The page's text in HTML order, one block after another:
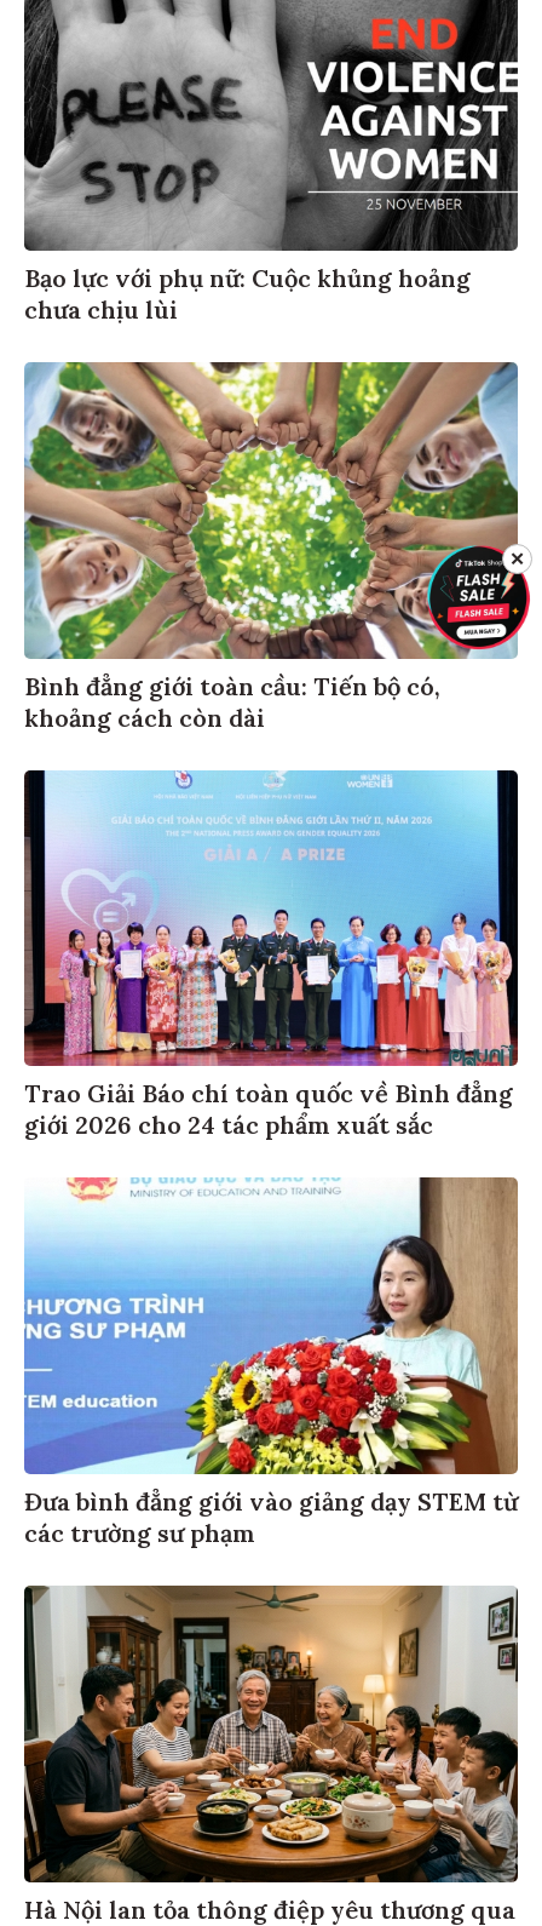
Bạo lực với phụ nữ: Cuộc khủng hoảng
chưa chịu lùi
Bình đẳng giới toàn cầu: Tiến bộ có,
khoảng cách còn dài
Trao Giải Báo chí toàn quốc về Bình đẳng
giới 2026 cho 24 tác phẩm xuất sắc
Đưa bình đẳng giới vào giảng dạy STEM từ
các trường sư phạm
Hà Nội lan tỏa thông điệp yêu thương qua
✕